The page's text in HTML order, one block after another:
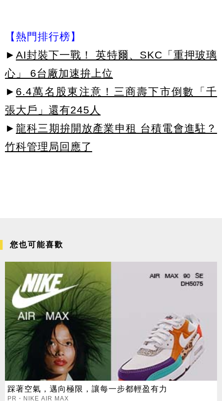
【熱門排行榜】
► AI封裝下一戰！ 英特爾、SKC「重押玻璃
心」 6台廠加速拚上位
► 6.4萬名股東注意！三商壽下市倒數「千
張大戶」還有245人
► 龍科三期拚開放產業申租 台積電會進駐？
竹科管理局回應了
您也可能喜歡
踩著空氣，邁向極限，讓每一步都輕盈有力
PR・NIKE AIR MAX